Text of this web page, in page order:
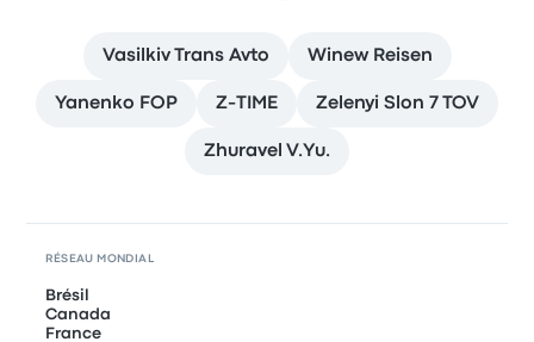
Vasilkiv Trans Avto Winew Reisen
Yanenko FOP Z-TIME Zelenyi Slon 7 TOV
Zhuravel V.Yu.
RÉSEAU MONDIAL
Brésil
Canada
France